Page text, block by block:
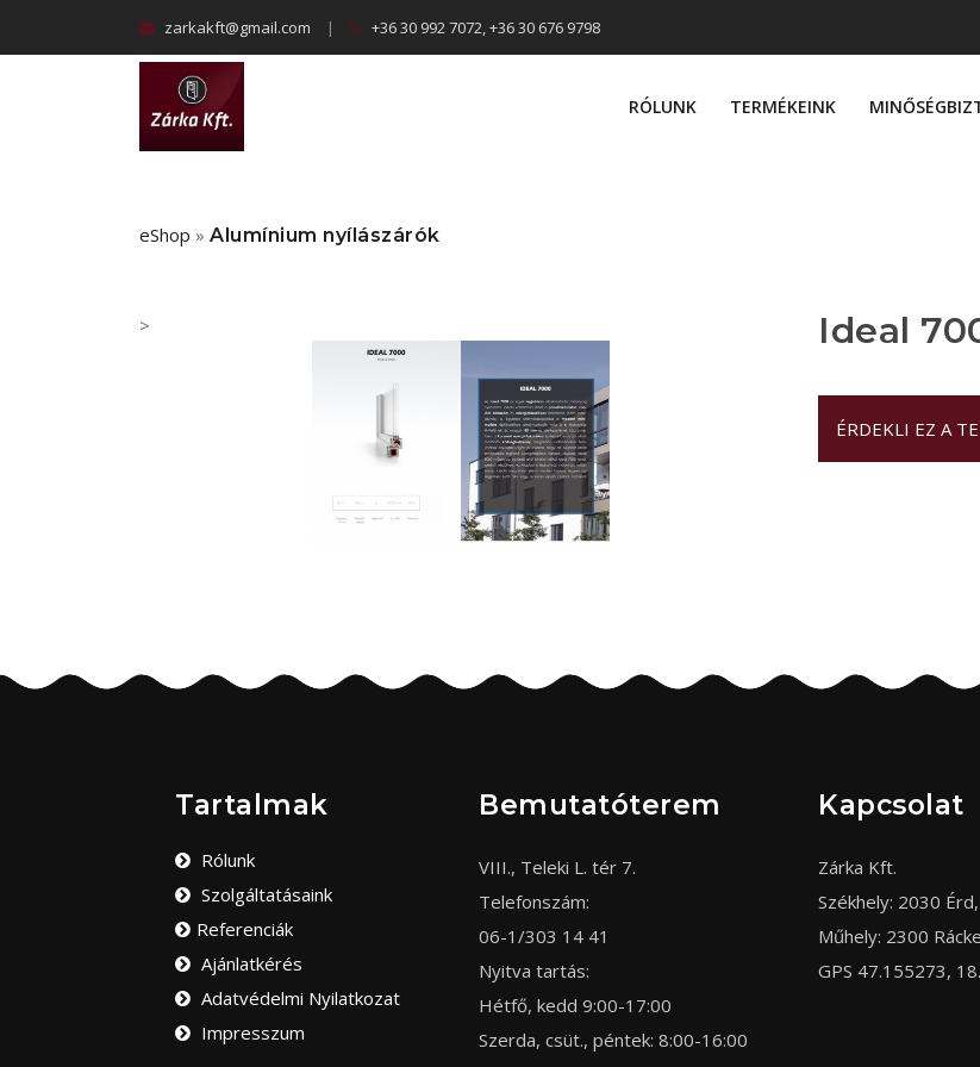
zarkakft@gmail.com | +36 30 992 7072, +36 30 676 9798
RÓLUNK TERMÉKEINK
eShop » Alumínium nyílászárók
> Ideal
ÉRDEKLI EZ A
Tartalmak
Rólunk
Szolgáltatásaink
Referenciák
Ajánlatkérés
Adatvédelmi Nyilatkozat
Impresszum
Bemutatóterem
VIII., Teleki L. tér 7.
Telefonszám:
06-1/303 14 41
Nyitva tartás:
Hétfő, kedd 9:00-17:00
Szerda, csüt., péntek: 8:00-16:00
Kapcsolat
Zárka Kft.
Székhely: 2030
Műhely: 2300
GPS 47.155273,